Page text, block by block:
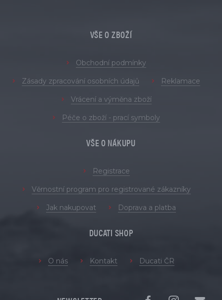
VŠE O ZBOŽÍ
Obchodní podmínky
Zásady zpracování osobních údajů Reklamace
Vrácení a výměna zboží
Péče o zboží - prací symboly
VŠE O NÁKUPU
Registrace
Věrnostní program pro registrované zákazníky
Jak nakupovat Doprava a platba
DUCATI SHOP
O nás Kontakt Ducati ČR